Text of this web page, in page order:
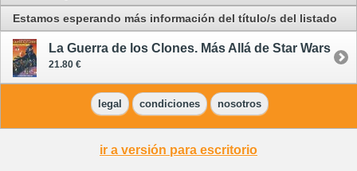
Estamos esperando más información del título/s del listado
La Guerra de los Clones. Más Allá de Star Wars
21.80 €
legal condiciones nosotros
ir a versión para escritorio